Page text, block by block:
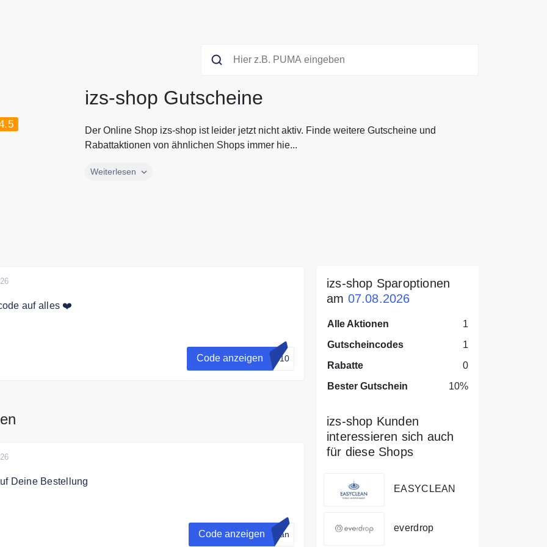
izs-shop Gutscheine
Der Online Shop izs-shop ist leider jetzt nicht aktiv. Finde weitere Gutscheine und
Rabattaktionen von ähnlichen Shops immer hie...
Der Online Shop izs-shop ist leider jetzt nicht aktiv. Finde weitere Gutscheine und
Weiterlesen
auf alles ❤️
Code anzeigen zs10
Deine Bestellung
Code anzeigen lean
izs-shop Sparoptionen
am 07.08.2026
Alle Aktionen
1
Gutscheincodes
1
Rabatte
0
Bester Gutschein
10%
izs-shop Kunden
interessieren sich auch
für diese Shops
EASYCLEAN
everdrop